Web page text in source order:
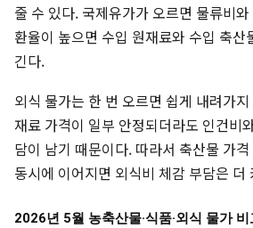
줄 수 있다. 국제유가가 오르면 물류비
환율이 높으면 수입 원재료와 수입 축산
긴다.
외식 물가는 한 번 오르면 쉽게 내려가
재료 가격이 일부 안정되더라도 인건비
담이 남기 때문이다. 따라서 축산물 가
동시에 이어지면 외식비 체감 부담은 더
2026년 5월 농축산물·식품·외식 물가 비